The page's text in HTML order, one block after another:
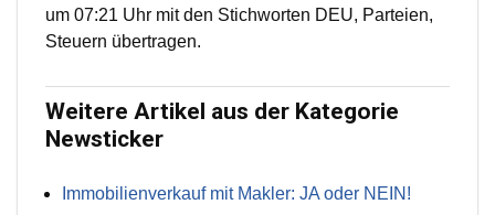
um 07:21 Uhr mit den Stichworten DEU, Parteien,
Steuern übertragen.
Weitere Artikel aus der Kategorie
Newsticker
Immobilienverkauf mit Makler: JA oder NEIN!